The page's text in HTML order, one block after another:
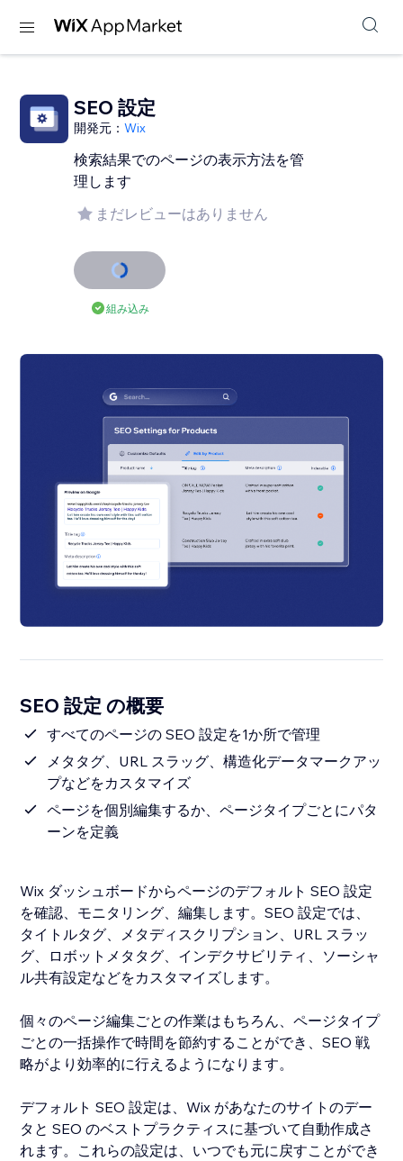
SEO 設定
開発元：Wix
検索結果でのページの表示方法を管
理します
まだレビューはありません
組み込み
SEO 設定 の概要
すべてのページの SEO 設定を1か所で管理
メタタグ、URL スラッグ、構造化データマークアッ
プなどをカスタマイズ
ページを個別編集するか、ページタイプごとにパタ
ーンを定義
Wix ダッシュボードからページのデフォルト SEO 設定
を確認、モニタリング、編集します。SEO 設定では、
タイトルタグ、メタディスクリプション、URL スラッ
グ、ロボットメタタグ、インデクサビリティ、ソーシャ
ル共有設定などをカスタマイズします。
個々のページ編集ごとの作業はもちろん、ページタイプ
ごとの一括操作で時間を節約することができ、SEO 戦
略がより効率的に行えるようになります。
デフォルト SEO 設定は、Wix があなたのサイトのデー
タと SEO のベストプラクティスに基づいて自動作成さ
れます。これらの設定は、いつでも元に戻すことができ